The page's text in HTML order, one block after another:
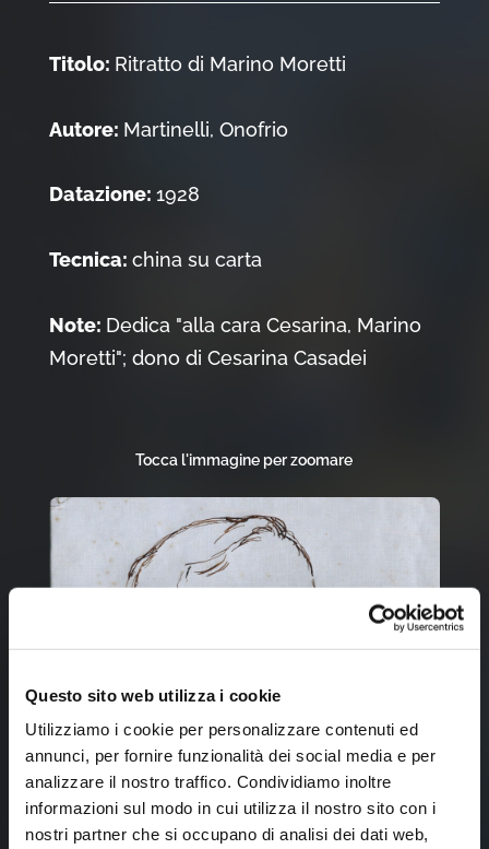
Questo sito web utilizza i cookie
Utilizziamo i cookie per personalizzare contenuti ed
annunci, per fornire funzionalità dei social media e per
analizzare il nostro traffico. Condividiamo inoltre
informazioni sul modo in cui utilizza il nostro sito con i
nostri partner che si occupano di analisi dei dati web,
Titolo: Ritratto di Marino Moretti
Autore: Martinelli, Onofrio
Datazione: 1928
Tecnica: china su carta
Note: Dedica "alla cara Cesarina, Marino
Moretti"; dono di Cesarina Casadei
Tocca l'immagine per zoomare